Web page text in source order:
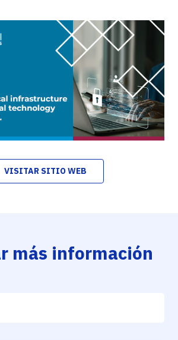
VISITAR SITIO WEB
más información